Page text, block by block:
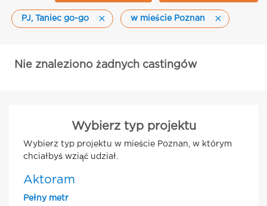
PJ, Taniec go-go w mieście Poznan
Nie znaleziono żadnych castingów
Wybierz typ projektu
Wybierz typ projektu w mieście Poznan, w którym
chciałbyś wziąć udział.
Aktoram
Pełny metr